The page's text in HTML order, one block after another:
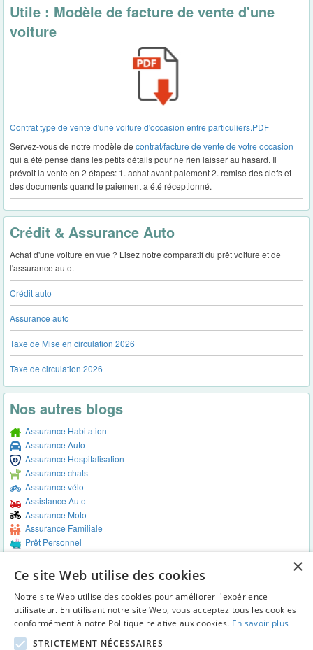
Utile : Modèle de facture de vente d'une
voiture
Contrat type de vente d'une voiture d'occasion entre particuliers.PDF
Servez-vous de notre modèle de contrat/facture de vente de votre occasion
qui a été pensé dans les petits détails pour ne rien laisser au hasard. Il
prévoit la vente en 2 étapes: 1. achat avant paiement 2. remise des clefs et
des documents quand le paiement a été réceptionné.
Crédit & Assurance Auto
Achat d'une voiture en vue ? Lisez notre comparatif du prêt voiture et de
l'assurance auto.
Crédit auto
Assurance auto
Taxe de Mise en circulation 2026
Taxe de circulation 2026
Nos autres blogs
Assurance Habitation
Assurance Auto
Assurance Hospitalisation
Assurance chats
Assurance vélo
Assistance Auto
Assurance Moto
Assurance Familiale
Prêt Personnel
Assurance Funérailles
Assistance voyage
Vendre ma maison
© 2023 Guide-Achat-Vente-Auto.be : Pour tout savoir sur l'achat et la vente
Textes et concepts protégés par copyright - Tous droits réservés.
×
Ce site Web utilise des cookies
Notre site Web utilise des cookies pour améliorer l'expérience
utilisateur. En utilisant notre site Web, vous acceptez tous les cookies
conformément à notre Politique relative aux cookies. En savoir plus
STRICTEMENT NÉCESSAIRES